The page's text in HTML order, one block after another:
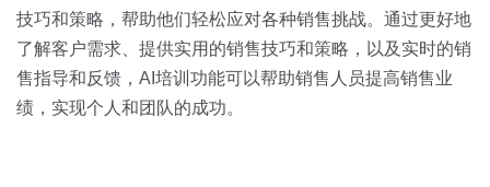
技巧和策略，帮助他们轻松应对各种销售挑战。通过更好地
了解客户需求、提供实用的销售技巧和策略，以及实时的销
售指导和反馈，AI培训功能可以帮助销售人员提高销售业
绩，实现个人和团队的成功。